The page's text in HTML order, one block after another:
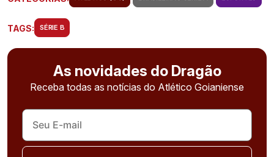
TAGS: SÉRIE B
As novidades do Dragão
Receba todas as notícias do Atlético Goianiense